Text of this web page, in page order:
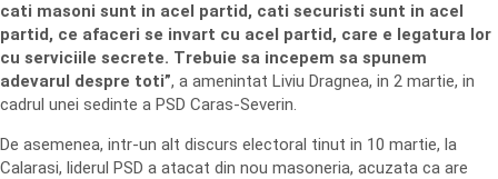
cati masoni sunt in acel partid, cati securisti sunt in acel
partid, ce afaceri se invart cu acel partid, care e legatura lor
cu serviciile secrete. Trebuie sa incepem sa spunem
adevarul despre toti”, a amenintat Liviu Dragnea, in 2 martie, in
cadrul unei sedinte a PSD Caras-Severin.
De asemenea, intr-un alt discurs electoral tinut in 10 martie, la
Calarasi, liderul PSD a atacat din nou masoneria, acuzata ca are